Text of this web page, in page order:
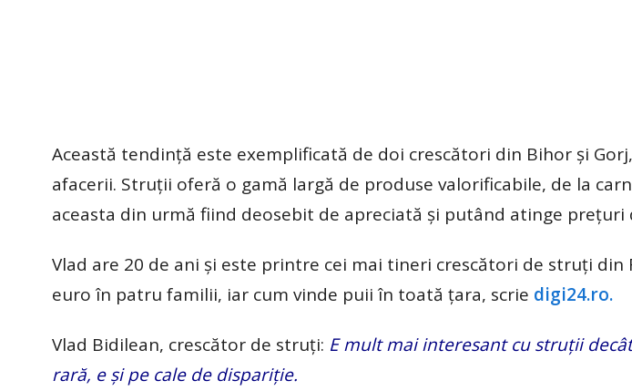
Această tendință este exemplificată de doi crescători din Bihor și
afacerii. Struții oferă o gamă largă de produse valorificabile, de la
aceasta din urmă fiind deosebit de apreciată și putând atinge prețuri
Vlad are 20 de ani și este printre cei mai tineri crescători de struți din
euro în patru familii, iar cum vinde puii în toată țara, scrie digi24.ro.
Vlad Bidilean, crescător de struți: E mult mai interesant cu struții
rară, e și pe cale de dispariție.